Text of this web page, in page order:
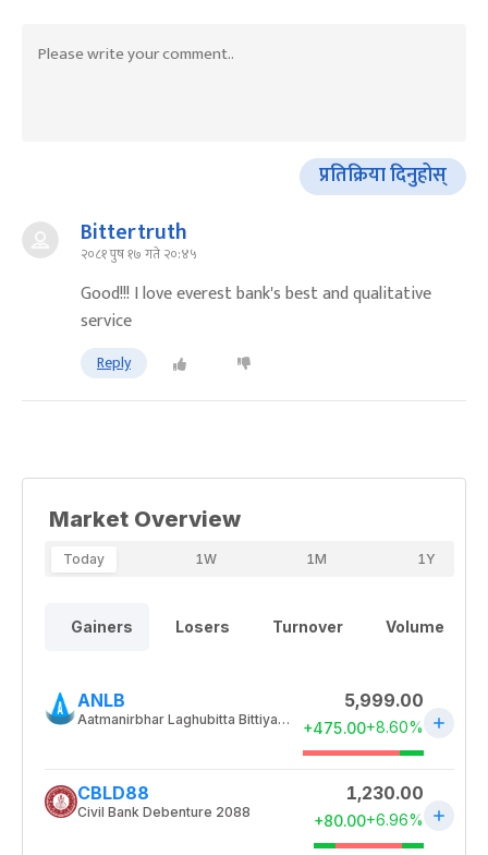
प्रतिक्रिया दिनुहोस्
Bittertruth
२०८१ पुष १७ गते २०:४५
Good!!! I love everest bank's best and qualitative
service
Reply